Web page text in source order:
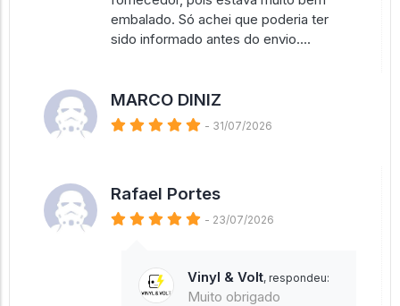
embalado. Só achei que poderia ter
sido informado antes do envio....
MARCO DINIZ
- 31/07/2026
Rafael Portes
- 23/07/2026
Vinyl & Volt, respondeu:
Muito obrigado